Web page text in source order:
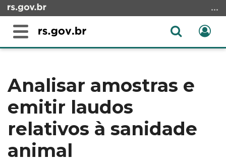
para
conteúdo
menu
para
busca
Alterna
Abrir
conteúdo
Analisar amostras e
emitir laudos
relativos à sanidade
animal